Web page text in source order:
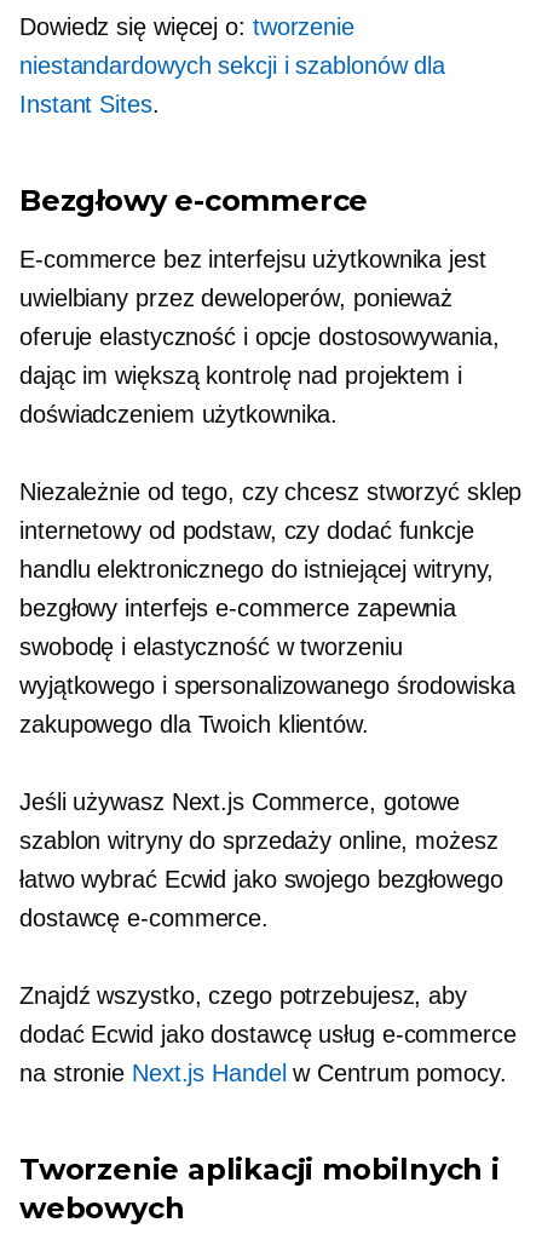
Dowiedz się więcej o: tworzenie
niestandardowych sekcji i szablonów dla
Instant Sites.
Bezgłowy e-commerce
E-commerce bez interfejsu użytkownika jest
uwielbiany przez deweloperów, ponieważ
oferuje elastyczność i opcje dostosowywania,
dając im większą kontrolę nad projektem i
doświadczeniem użytkownika.
Niezależnie od tego, czy chcesz stworzyć sklep
internetowy od podstaw, czy dodać funkcje
handlu elektronicznego do istniejącej witryny,
bezgłowy interfejs e-commerce zapewnia
swobodę i elastyczność w tworzeniu
wyjątkowego i spersonalizowanego środowiska
zakupowego dla Twoich klientów.
Jeśli używasz Next.js Commerce, gotowe
szablon witryny do sprzedaży online, możesz
łatwo wybrać Ecwid jako swojego bezgłowego
dostawcę e-commerce.
Znajdź wszystko, czego potrzebujesz, aby
dodać Ecwid jako dostawcę usług e-commerce
na stronie Next.js Handel w Centrum pomocy.
Tworzenie aplikacji mobilnych i
webowych